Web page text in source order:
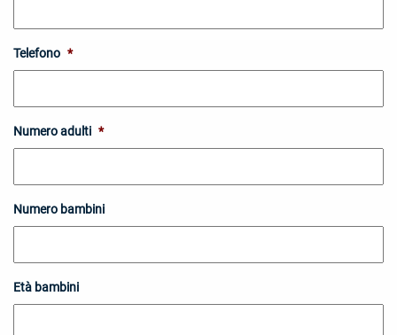
Telefono *
Numero adulti *
Numero bambini
Età bambini